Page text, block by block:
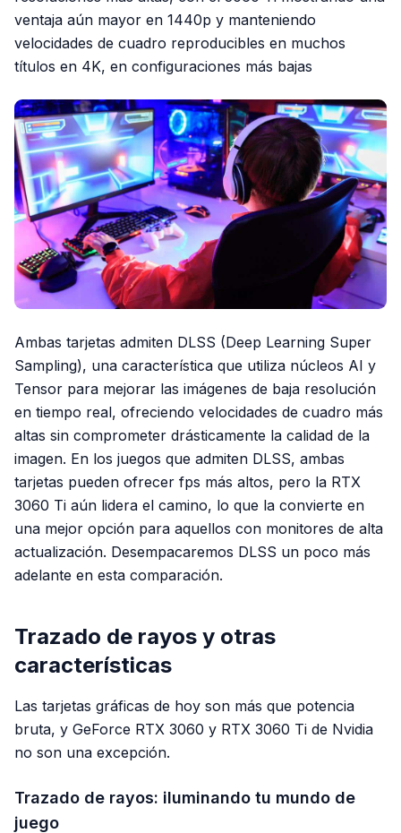
ventaja aún mayor en 1440p y manteniendo
velocidades de cuadro reproducibles en muchos
títulos en 4K, en configuraciones más bajas
Ambas tarjetas admiten DLSS (Deep Learning Super
Sampling), una característica que utiliza núcleos AI y
Tensor para mejorar las imágenes de baja resolución
en tiempo real, ofreciendo velocidades de cuadro más
altas sin comprometer drásticamente la calidad de la
imagen. En los juegos que admiten DLSS, ambas
tarjetas pueden ofrecer fps más altos, pero la RTX
3060 Ti aún lidera el camino, lo que la convierte en
una mejor opción para aquellos con monitores de alta
actualización. Desempacaremos DLSS un poco más
adelante en esta comparación.
Trazado de rayos y otras
características
Las tarjetas gráficas de hoy son más que potencia
bruta, y GeForce RTX 3060 y RTX 3060 Ti de Nvidia
no son una excepción.
Trazado de rayos: iluminando tu mundo de
juego